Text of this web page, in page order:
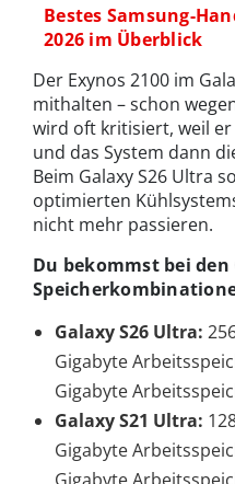
Bestes Samsung-
2026 im Überblick
Der Exynos 2100 im
mithalten – schon
wird oft kritisiert, weil
und das System dann
Beim Galaxy S26 Ultra
optimierten
nicht mehr passieren.
Du bekommst bei
Galaxy S26 Ultra:
Gigabyte
Gigabyte
Galaxy S21 Ultra:
Gigabyte